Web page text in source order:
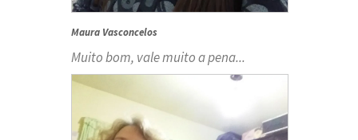
Maura Vasconcelos
Muito bom, vale muito a pena...